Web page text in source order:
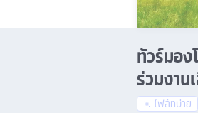
ทัวร์มอ
ร่วมงา
ไฟล์ทบ่าย